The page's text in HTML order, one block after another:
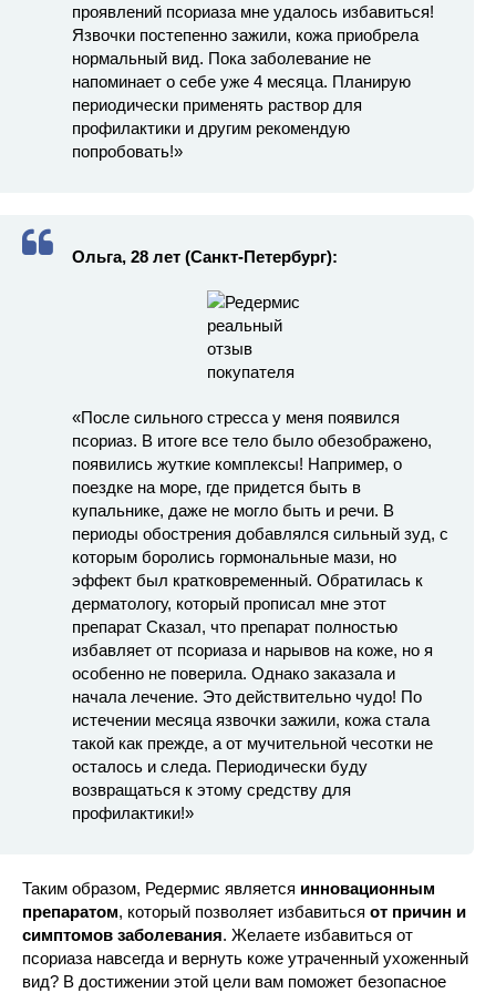
проявлений псориаза мне удалось избавиться!
Язвочки постепенно зажили, кожа приобрела
нормальный вид. Пока заболевание не
напоминает о себе уже 4 месяца. Планирую
периодически применять раствор для
профилактики и другим рекомендую
попробовать!»
Ольга, 28 лет (Санкт-Петербург):
«После сильного стресса у меня появился
псориаз. В итоге все тело было обезображено,
появились жуткие комплексы! Например, о
поездке на море, где придется быть в
купальнике, даже не могло быть и речи. В
периоды обострения добавлялся сильный зуд, с
которым боролись гормональные мази, но
эффект был кратковременный. Обратилась к
дерматологу, который прописал мне этот
препарат Сказал, что препарат полностью
избавляет от псориаза и нарывов на коже, но я
особенно не поверила. Однако заказала и
начала лечение. Это действительно чудо! По
истечении месяца язвочки зажили, кожа стала
такой как прежде, а от мучительной чесотки не
осталось и следа. Периодически буду
возвращаться к этому средству для
профилактики!»
Таким образом, Редермис является инновационным
препаратом, который позволяет избавиться от причин и
симптомов заболевания. Желаете избавиться от
псориаза навсегда и вернуть коже утраченный ухоженный
вид? В достижении этой цели вам поможет безопасное